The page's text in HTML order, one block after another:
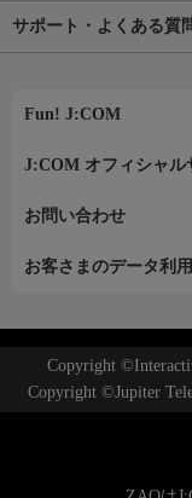
サポート・よくある質
Fun! J:COM
J:COM オフィシャル
お問い合わせ
お客さまのデータ利
Copyright
Copyright ©Jupiter